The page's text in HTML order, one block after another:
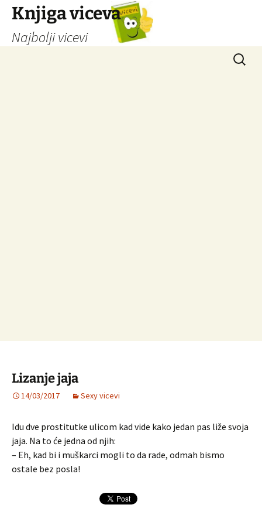
Knjiga viceva
Najbolji vicevi
Lizanje jaja
14/03/2017 Sexy vicevi
Idu dve prostitutke ulicom kad vide kako jedan pas liže svoja
jaja. Na to će jedna od njih:
– Eh, kad bi i muškarci mogli to da rade, odmah bismo
ostale bez posla!